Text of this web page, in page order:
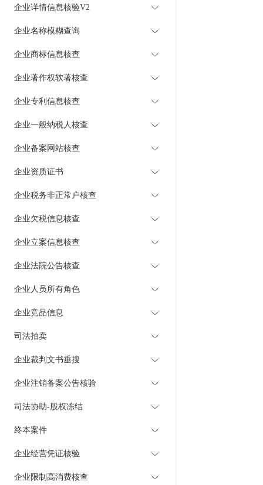
企业详情信息核验V2
企业名称模糊查询
企业商标信息核查
企业著作权软著核查
企业专利信息核查
企业一般纳税人核查
企业备案网站核查
企业资质证书
企业税务非正常户核查
企业欠税信息核查
企业立案信息核查
企业法院公告核查
企业人员所有角色
企业竞品信息
司法拍卖
企业裁判文书垂搜
企业注销备案公告核验
司法协助-股权冻结
终本案件
企业经营凭证核验
企业限制高消费核查